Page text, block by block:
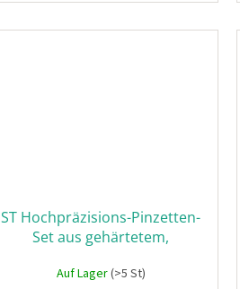
ST Hochpräzisions-Pinzetten-
Set aus gehärtetem,
Auf Lager(>5 St)